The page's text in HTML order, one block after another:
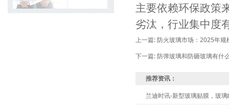
主要依赖环保政策
劣汰，行业集中度
上一篇:防火玻璃市场：2025年规
下一篇:防弹玻璃和防砸玻璃有什
推荐资讯：
兰迪时讯-新型玻璃贴膜，玻